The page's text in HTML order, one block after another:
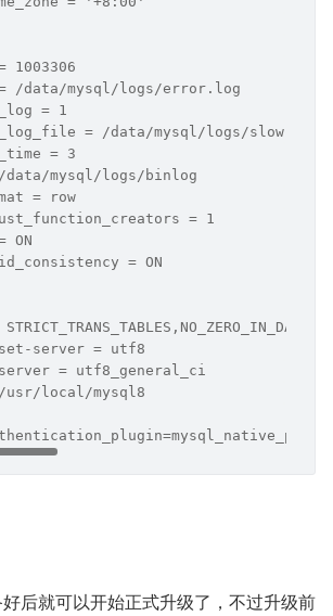
/data/mysql/logs/error.log
= 1
= /data/mysql/logs/slow.log
= 3
mysql/logs/binlog
= row
= 1
ON
= ON
server = utf8
= utf8_general_ci
usr/local/mysql8
后就可以开始正式升级了，不过升级前